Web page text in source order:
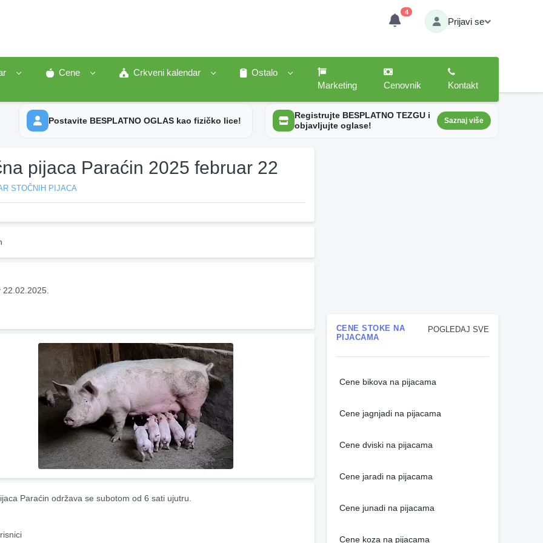
4
Prijavi se
Cene Crkveni kalendar
Ostalo
Marketing
Cenovnik Kontakt
Postavite BESPLATNO OGLAS kao fizičko lice!
Registrujte BESPLATNO TEZGU i
objavljujte oglase!
Saznaj više
pijaca Paraćin 2025 februar 22
STOČNIH PIJACA
22.02.2025.
Paraćin održava se subotom od 6 sati ujutru.
POGLEDAJ SVE
CENE STOKE NA
PIJACAMA
Cene bikova na pijacama
Cene jagnjadi na pijacama
Cene dviski na pijacama
Cene jaradi na pijacama
Cene junadi na pijacama
Cene koza na pijacama